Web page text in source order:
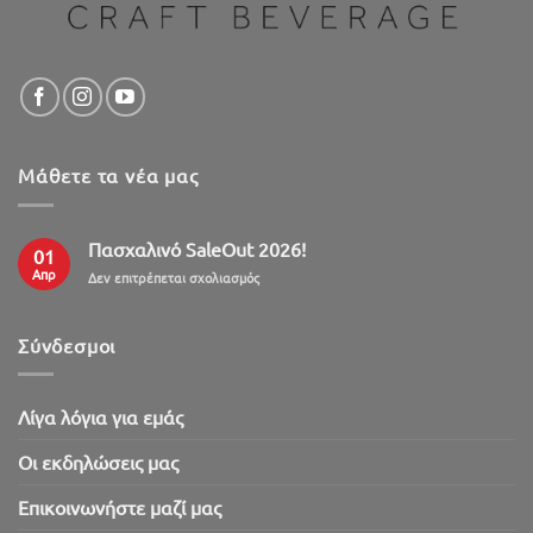
Μάθετε τα νέα μας
01
Απρ
Πασχαλινό SaleOut 2026!
Δεν επιτρέπεται σχολιασμόςστο
Σύνδεσμοι
Λίγα λόγια για εμάς
Oι εκδηλώσεις μας
Επικοινωνήστε μαζί μας